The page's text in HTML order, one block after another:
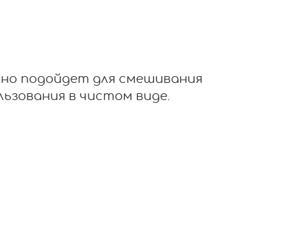
подойдет для смешивания
в чистом виде.